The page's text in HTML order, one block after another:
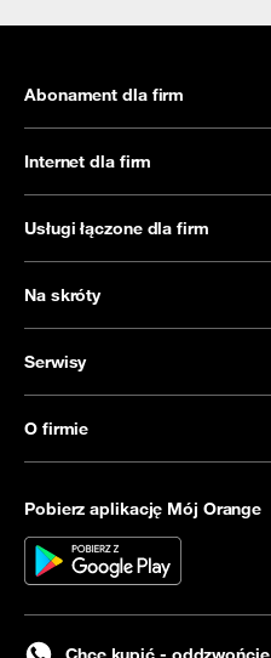
Abonament dla firm
Internet dla firm
Usługi łączone dla firm
Na skróty
Serwisy
O firmie
Pobierz aplikację Mój Orange